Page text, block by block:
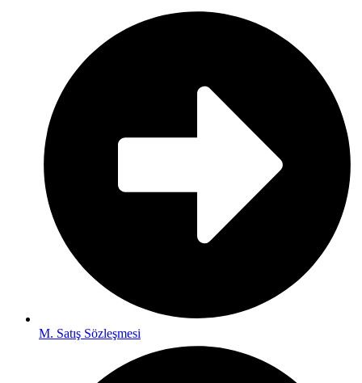
M. Satış Sözleşmesi